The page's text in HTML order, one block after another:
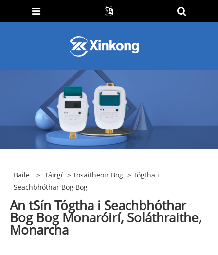
Baile > Táirgí >Tosaitheoir Bog > Tógtha i
Seachbhóthar Bog Bog
An tSín Tógtha i Seachbhóthar
Bog Bog Monaróirí, Soláthraithe,
Monarcha